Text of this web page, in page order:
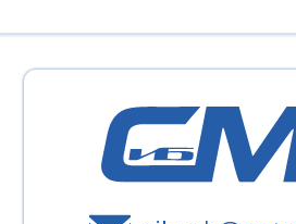
ООО «СибМК»
дистрибьютор «Шэньжень
Лтд.»